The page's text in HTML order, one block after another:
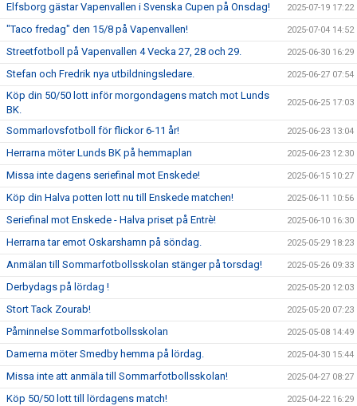
Elfsborg gästar Vapenvallen i Svenska Cupen på Onsdag! 2025-07-19 17:22
"Taco fredag" den 15/8 på Vapenvallen! 2025-07-04 14:52
Streetfotboll på Vapenvallen 4 Vecka 27, 28 och 29. 2025-06-30 16:29
Stefan och Fredrik nya utbildningsledare. 2025-06-27 07:54
Köp din 50/50 lott inför morgondagens match mot Lunds
BK.
2025-06-25 17:03
Sommarlovsfotboll för flickor 6-11 år! 2025-06-23 13:04
Herrarna möter Lunds BK på hemmaplan 2025-06-23 12:30
Missa inte dagens seriefinal mot Enskede! 2025-06-15 10:27
Köp din Halva potten lott nu till Enskede matchen! 2025-06-11 10:56
Seriefinal mot Enskede - Halva priset på Entrè! 2025-06-10 16:30
Herrarna tar emot Oskarshamn på söndag. 2025-05-29 18:23
Anmälan till Sommarfotbollsskolan stänger på torsdag! 2025-05-26 09:33
Derbydags på lördag ! 2025-05-20 12:03
Stort Tack Zourab! 2025-05-20 07:23
Påminnelse Sommarfotbollsskolan 2025-05-08 14:49
Damerna möter Smedby hemma på lördag. 2025-04-30 15:44
Missa inte att anmäla till Sommarfotbollsskolan! 2025-04-27 08:27
Köp 50/50 lott till lördagens match! 2025-04-22 16:29